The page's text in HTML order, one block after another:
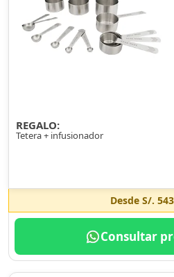
REGALO:
Tetera + infusionador
Desde S/. 543
Consultar